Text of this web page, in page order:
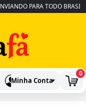
PARA TODO BRASIL
Minha Conta
0